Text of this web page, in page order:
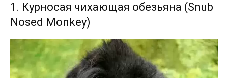
1. Курносая чихающая обезьяна (Snub
Nosed Monkey)